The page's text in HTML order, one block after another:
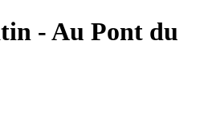
- Au Pont du